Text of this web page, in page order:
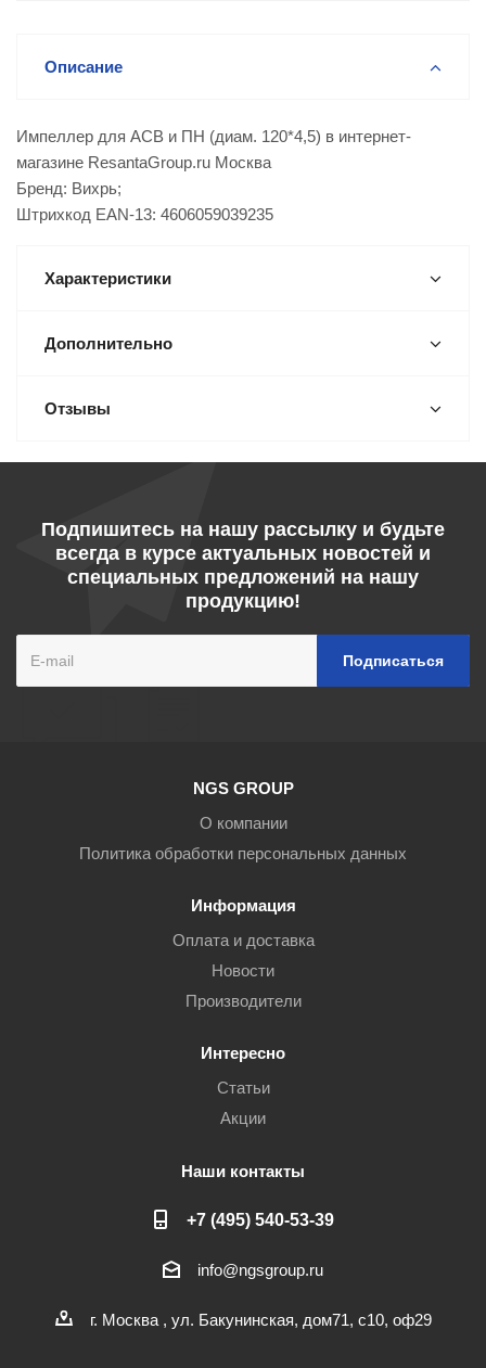
Описание
Импеллер для АСВ и ПН (диам. 120*4,5) в интернет-
магазине ResantaGroup.ru Москва
Бренд: Вихрь;
Штрихкод EAN-13: 4606059039235
Характеристики
Дополнительно
Отзывы
Подпишитесь на нашу рассылку и будьте
всегда в курсе актуальных новостей и
специальных предложений на нашу
продукцию!
NGS GROUP
О компании
Политика обработки персональных данных
Информация
Оплата и доставка
Новости
Производители
Интересно
Статьи
Акции
Наши контакты
+7 (495) 540-53-39
info@ngsgroup.ru
г. Москва , ул. Бакунинская, дом71, с10, оф29